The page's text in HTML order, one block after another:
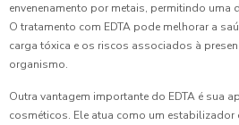
envenenamento por metais, permitindo uma
O tratamento com EDTA pode melhorar a
carga tóxica e os riscos associados à
organismo.
Outra vantagem importante do EDTA é sua
cosméticos. Ele atua como um estabilizador